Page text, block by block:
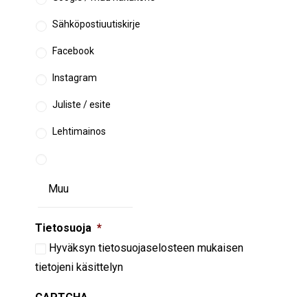
Sähköpostiuutiskirje
Facebook
Instagram
Juliste / esite
Lehtimainos
Tietosuoja *
Hyväksyn tietosuojaselosteen mukaisen
tietojeni käsittelyn